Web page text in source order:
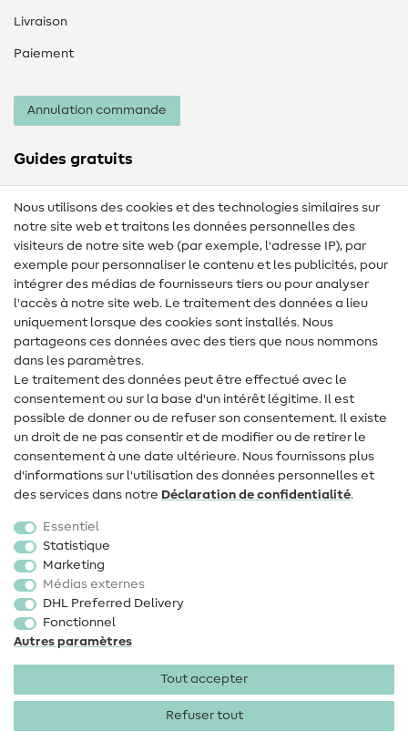
Livraison
Paiement
Annulation commande
Guides gratuits
Lexique de couture
Tutos de couture
Aide & contact
Contact
Changement de propriétaire
FAQ
Droit de rétractation
Populaire
Accessoires de couture
Promotions
Nous utilisons des cookies et des technologies similaires sur
notre site web et traitons les données personnelles des
visiteurs de notre site web (par exemple, l'adresse IP), par
exemple pour personnaliser le contenu et les publicités, pour
intégrer des médias de fournisseurs tiers ou pour analyser
l'accès à notre site web. Le traitement des données a lieu
uniquement lorsque des cookies sont installés. Nous
partageons ces données avec des tiers que nous nommons
dans les paramètres.
Le traitement des données peut être effectué avec le
consentement ou sur la base d'un intérêt légitime. Il est
possible de donner ou de refuser son consentement. Il existe
un droit de ne pas consentir et de modifier ou de retirer le
consentement à une date ultérieure. Nous fournissons plus
d'informations sur l'utilisation des données personnelles et
des services dans notre Déclaration de confidentialité.
Essentiel
Statistique
Marketing
Médias externes
DHL Preferred Delivery
Fonctionnel
Autres paramètres
Tout accepter
Refuser tout
Mentions légales Protection des données CGV
Droit